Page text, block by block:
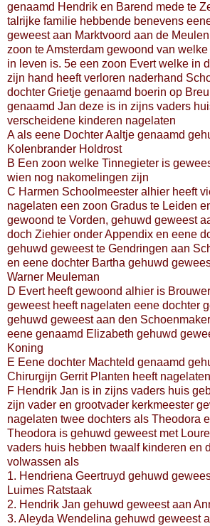
genaamd Hendrik en Barend mede te
talrijke familie hebbende benevens
geweest aan Marktvoord aan de
zoon te Amsterdam gewoond van
in leven is. 5e een zoon Evert welke in
zijn hand heeft verloren naderhand
dochter Grietje genaamd boerin op
genaamd Jan deze is in zijns vaders
verscheidene kinderen nagelaten
A als eene Dochter Aaltje genaamd
Kolenbrander Holdrost
B Een zoon welke Tinnegieter is
wien nog nakomelingen zijn
C Harmen Schoolmeester alhier heeft
nagelaten een zoon Gradus te Leiden
gewoond te Vorden, gehuwd geweest
doch Ziehier onder Appendix en eene
gehuwd geweest te Gendringen aan
en eene dochter Bartha gehuwd
Warner Meuleman
D Evert heeft gewoond alhier is
geweest heeft nagelaten eene dochter
gehuwd geweest aan den
eene genaamd Elizabeth gehuwd
Koning
E Eene dochter Machteld genaamd
Chirurgijn Gerrit Planten heeft
F Hendrik Jan is in zijns vaders huis
zijn vader en grootvader kerkmeester
nagelaten twee dochters als Theodora
Theodora is gehuwd geweest met
vaders huis hebben twaalf kinderen en
volwassen als
1. Hendriena Geertruyd gehuwd
Luimes Ratstaak
2. Hendrik Jan gehuwd geweest aan
3. Aleyda Wendelina gehuwd geweest